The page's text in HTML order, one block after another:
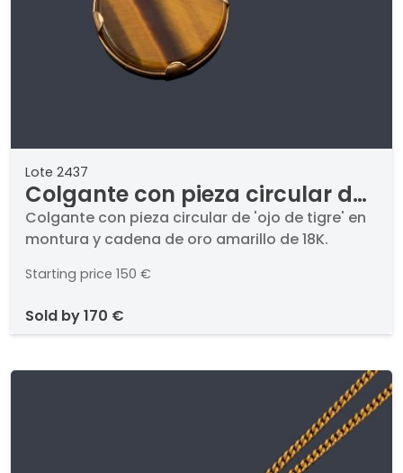
Lote 2437
Colgante con pieza circular de
'ojo de tigre' en montura y
cadena de oro amarillo de 18K.
Colgante con pieza circular de 'ojo de tigre' en
montura y cadena de oro amarillo de 18K.
Starting price 150 €
sold by170 €